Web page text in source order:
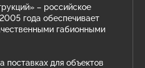
– российское
года обеспечивает
габионными
поставках для объектов